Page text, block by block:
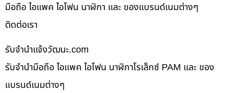
มือถือ ไอแพค ไอโฟน นาฬิกา และ ของแบรนด์เนมต่างๆ
ติดต่อเรา
รับจํานําแจ้งวัฒนะ.com
รับจำนำมือถือ ไอแพค ไอโฟน นาฬิกาโรเล็กซ์ PAM และ ของ
แบรนด์เนมต่างๆ